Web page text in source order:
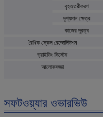
বৃহত্তরীকরণ
দৃশ্যমান ক্ষেত্র
কাজের দূরত্ব
রৈখিক স্কেল রেজোলিউশন
ড্রাইভিং সিস্টেম
আলোকসজ্জা
সফটওয়্যার ওভারভিউ